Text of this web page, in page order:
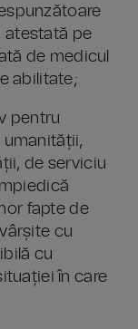
atestată pe
de medicul
abilitate;
pentru
de serviciu
fapte de
cu
cu
în care